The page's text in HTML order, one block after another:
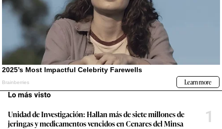
Lo más visto
Unidad de Investigación: Hallan más de siete millones de
jeringas y medicamentos vencidos en Cenares del Minsa
1